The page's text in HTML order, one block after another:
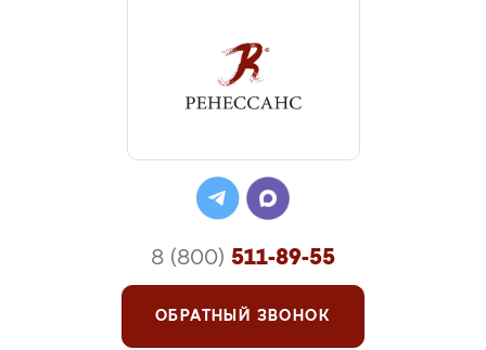
8 (800) 511-89-55
ОБРАТНЫЙ ЗВОНОК